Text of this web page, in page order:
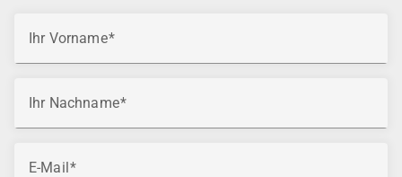
Ihr Vorname
Ihr Nachname
E-Mail